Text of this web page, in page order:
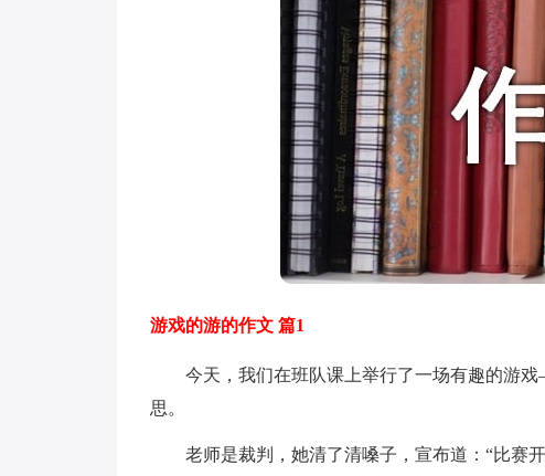
游戏的游的作文 篇1
今天，我们在班队课上举行了一场有趣的游戏
思。
老师是裁判，她清了清嗓子，宣布道：“比赛开